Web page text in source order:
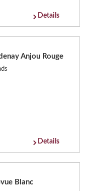
Details
Anjou Rouge
Details
Blanc